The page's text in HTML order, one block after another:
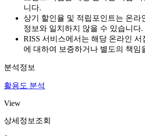
니다.
상기 할인율 및 적립포인트는 온라
정보와 일치하지 않을 수 있습니다.
RISS 서비스에서는 해당 온라인
에 대하여 보증하거나 별도의 책임
분석정보
활용도 분석
View
상세정보조회